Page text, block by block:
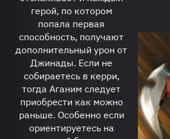
герой, по котором
попала первая
способность, получают
дополнительный урон от
Джинады. Если не
собираетесь в керри,
тогда Аганим следует
приобрести как можно
раньше. Особенно если
ориентируетесь на